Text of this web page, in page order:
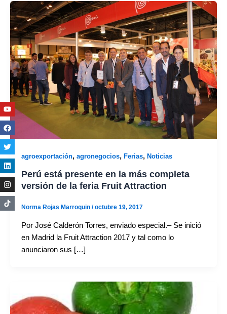
agroexportación, agronegocios, Ferias, Noticias
Perú está presente en la más completa
versión de la feria Fruit Attraction
Norma Rojas Marroquin /octubre 19, 2017
Por José Calderón Torres, enviado especial.– Se inició
en Madrid la Fruit Attraction 2017 y tal como lo
anunciaron sus […]
Youtube
Facebook
Twitter
Linkedin
Instagram